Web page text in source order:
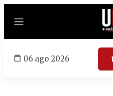
Menú
06 ago 2026